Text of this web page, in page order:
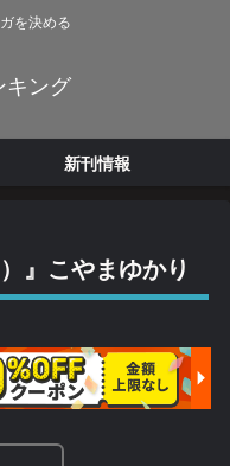
を決める
キング
新刊情報
』こやまゆかり